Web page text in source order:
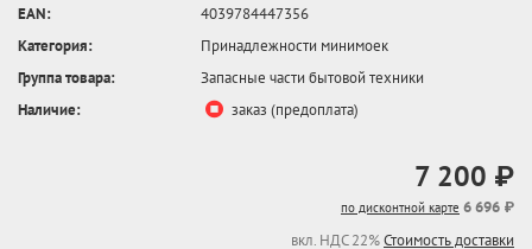
EAN:
4039784447356
Категория:
Принадлежности минимоек
Группа товара:
Запасные части бытовой техники
Наличие:
заказ (предоплата)
7 200 ₽
по дисконтной карте 6 696 ₽
вкл. НДС 22%Стоимость доставки